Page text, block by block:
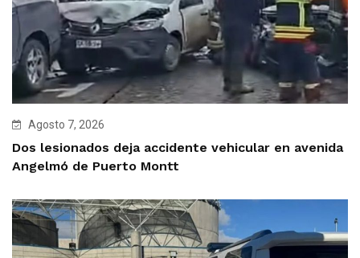
Agosto 7, 2026
Dos lesionados deja accidente vehicular en avenida
Angelmó de Puerto Montt